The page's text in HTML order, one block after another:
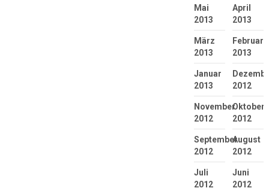
Mai
2013
April
2013
März
2013
Februar
2013
Januar
2013
2012
November
2012
Oktober
2012
September
2012
August
2012
Juli
2012
Juni
2012